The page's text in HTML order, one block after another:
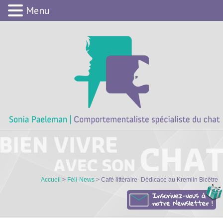
Accueil > Féli-News > Café littéraire- Dédicace au Kremlin Bicêtre
Menu